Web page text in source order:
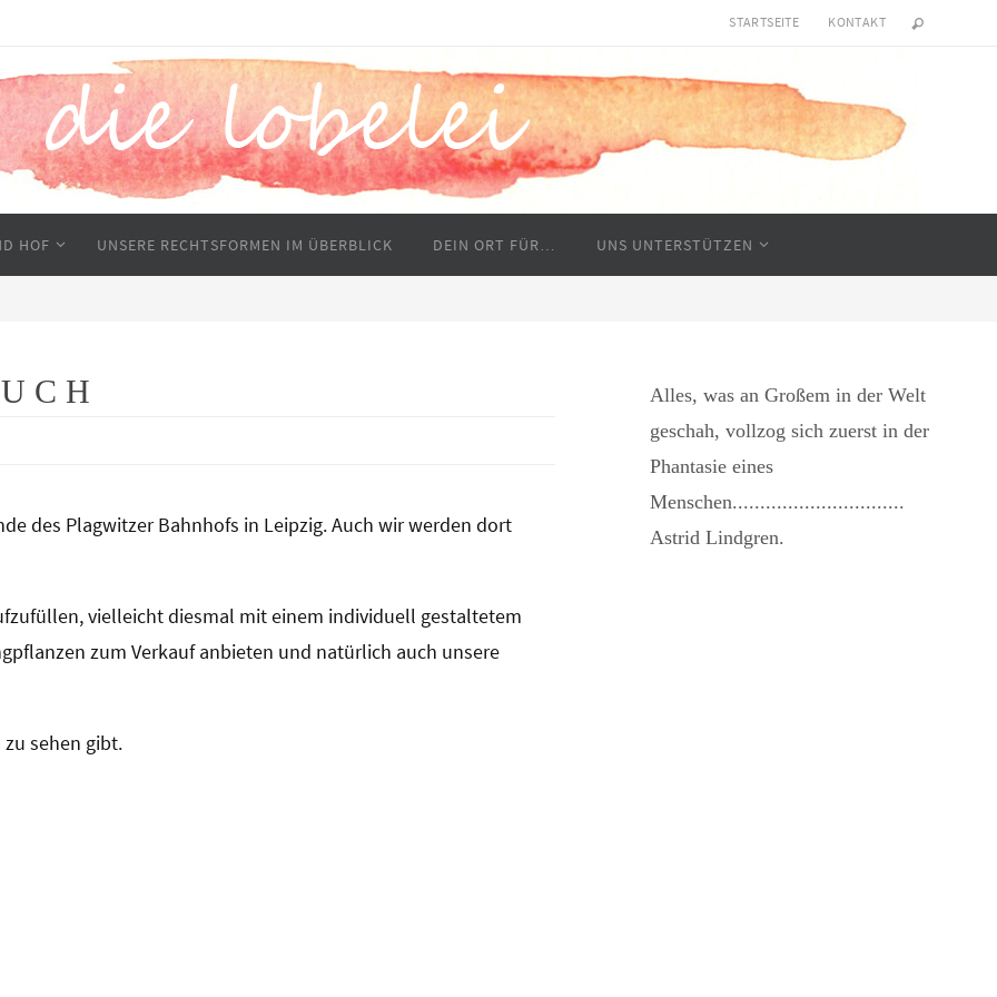
STARTSEITE KONTAKT
HOF UNSERE RECHTSFORMEN IM ÜBERBLICK DEIN ORT FÜR… UNS UNTERSTÜTZEN
C H
des Plagwitzer Bahnhofs in Leipzig. Auch wir werden dort
vielleicht diesmal mit einem individuell gestaltetem
zum Verkauf anbieten und natürlich auch unsere
sehen gibt.
Alles, was an Großem in der Welt
geschah, vollzog sich zuerst in der
Phantasie eines
Menschen...............................
Astrid Lindgren.